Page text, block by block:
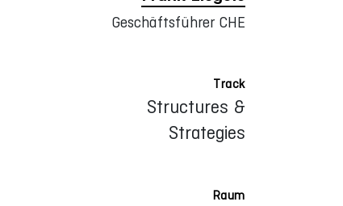
Geschäftsführer CHE
Track
Structures &
Strategies
Raum